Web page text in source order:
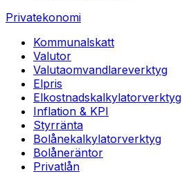
Privatekonomi
Kommunalskatt
Valutor
Valutaomvandlareverktyg
Elpris
Elkostnadskalkylatorverktyg
Inflation & KPI
Styrränta
Bolånekalkylatorverktyg
Bolåneräntor
Privatlån